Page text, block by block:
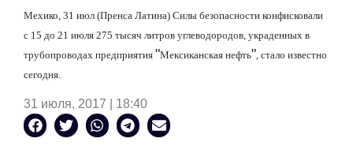
Мехико, 31 июл (Пренса Латина) Силы безопасности конфисковали
с 15 до 21 июля 275 тысяч литров углеводородов, украденных в
трубопроводах предприятия "Мексиканская нефть", стало известно
сегодня.
31 июля, 2017 | 18:40